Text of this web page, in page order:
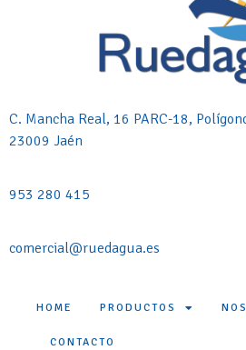
C. Mancha Real, 16 PARC-18,
23009 Jaén
953 280 415
comercial@ruedagua.es
HOME PRODUCTOS
CONTACTO